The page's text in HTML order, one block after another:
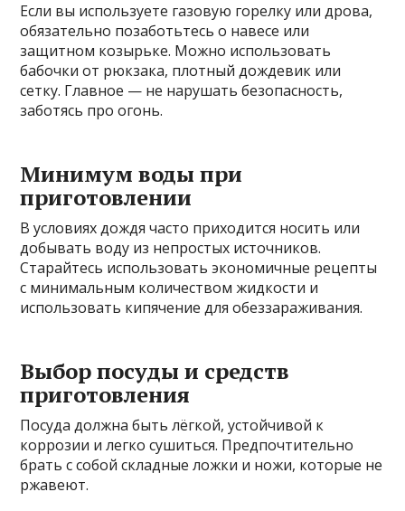
Если вы используете газовую горелку или дрова,
обязательно позаботьтесь о навесе или
защитном козырьке. Можно использовать
бабочки от рюкзака, плотный дождевик или
сетку. Главное — не нарушать безопасность,
заботясь про огонь.
Минимум воды при
приготовлении
В условиях дождя часто приходится носить или
добывать воду из непростых источников.
Старайтесь использовать экономичные рецепты
с минимальным количеством жидкости и
использовать кипячение для обеззараживания.
Выбор посуды и средств
приготовления
Посуда должна быть лёгкой, устойчивой к
коррозии и легко сушиться. Предпочтительно
брать с собой складные ложки и ножи, которые не
ржавеют.